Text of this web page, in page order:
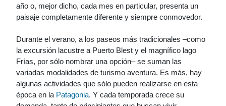
año o, mejor dicho, cada mes en particular, presenta un
paisaje completamente diferente y siempre conmovedor.
Durante el verano, a los paseos más tradicionales –como
la excursión lacustre a Puerto Blest y el magnífico lago
Frías, por sólo nombrar una opción– se suman las
variadas modalidades de turismo aventura. Es más, hay
algunas actividades que sólo pueden realizarse en esta
época en la Patagonia. Y cada temporada crece su